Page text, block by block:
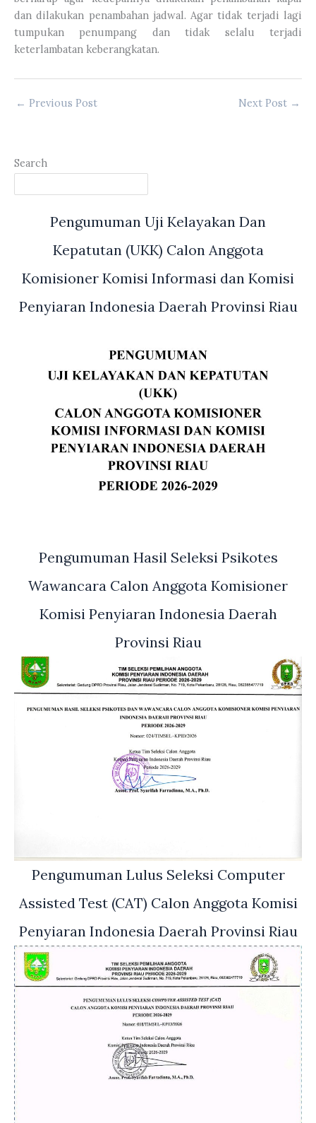
dan dilakukan penambahan jadwal. Agar tidak terjadi lagi
tumpukan penumpang dan tidak selalu terjadi
keterlambatan keberangkatan.
← Previous Post Next Post →
Search
Pengumuman Uji Kelayakan Dan
Kepatutan (UKK) Calon Anggota
Komisioner Komisi Informasi dan Komisi
Penyiaran Indonesia Daerah Provinsi Riau
Pengumuman Hasil Seleksi Psikotes
Wawancara Calon Anggota Komisioner
Komisi Penyiaran Indonesia Daerah
Provinsi Riau
Pengumuman Lulus Seleksi Computer
Assisted Test (CAT) Calon Anggota Komisi
Penyiaran Indonesia Daerah Provinsi Riau